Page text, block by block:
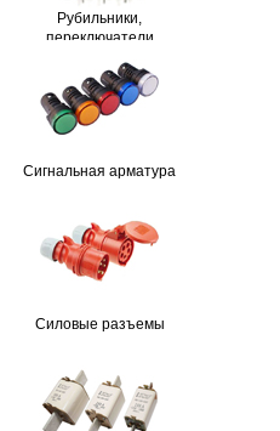
Рубильники,
переключатели
Сигнальная арматура
Силовые разъемы